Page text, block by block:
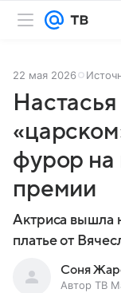
22 мая 2026
фурор на
премии
Актриса вышла
платье от
Соня
Автор ТВ